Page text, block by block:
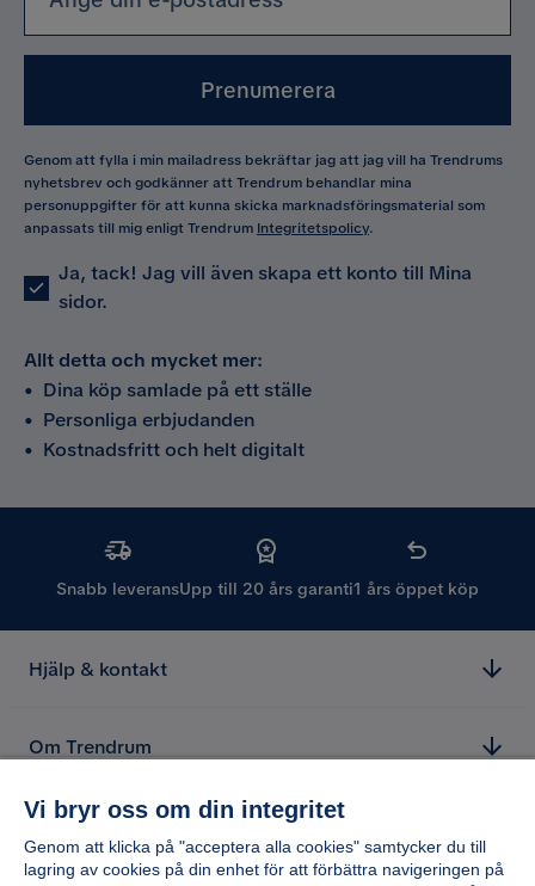
Prenumerera
Genom att fylla i min mailadress bekräftar jag att jag vill ha Trendrums
nyhetsbrev och godkänner att Trendrum behandlar mina
personuppgifter för att kunna skicka marknadsföringsmaterial som
anpassats till mig enligt Trendrum Integritetspolicy.
Ja, tack! Jag vill även skapa ett konto till Mina
sidor.
Allt detta och mycket mer:
• Dina köp samlade på ett ställe
• Personliga erbjudanden
• Kostnadsfritt och helt digitalt
Snabb leveransUpp till 20 års garanti1 års öppet köp
Hjälp & kontakt
Om Trendrum
Vi bryr oss om din integritet
Genom att klicka på "acceptera alla cookies" samtycker du till
lagring av cookies på din enhet för att förbättra navigeringen på